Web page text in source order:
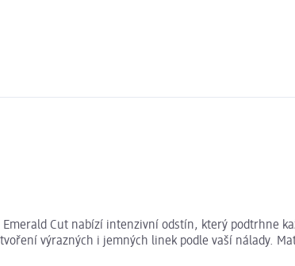
Emerald Cut nabízí intenzivní odstín, který
výrazných i jemných linek podle vaší nálady.